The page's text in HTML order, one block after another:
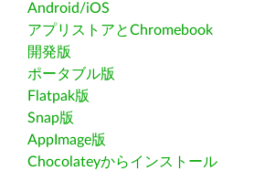
Android/iOS
アプリストアとChromebook
開発版
ポータブル版
Flatpak版
Snap版
AppImage版
Chocolateyからインストール